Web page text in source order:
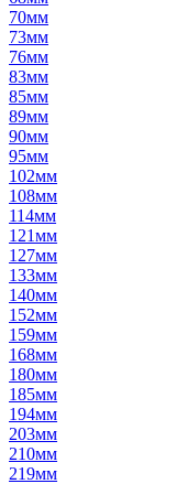
70мм
73мм
76мм
83мм
85мм
89мм
90мм
95мм
102мм
108мм
114мм
121мм
127мм
133мм
140мм
152мм
159мм
168мм
180мм
185мм
194мм
203мм
210мм
219мм